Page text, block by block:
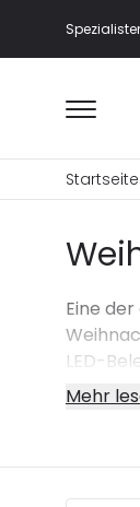
Startseite
Eine
LED-
Mehr